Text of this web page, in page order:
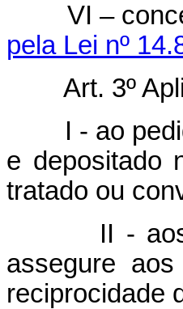
VI –
pela Lei nº
Art. 3º
I - ao
e depositado
tratado ou
II -
assegure
reciprocidade